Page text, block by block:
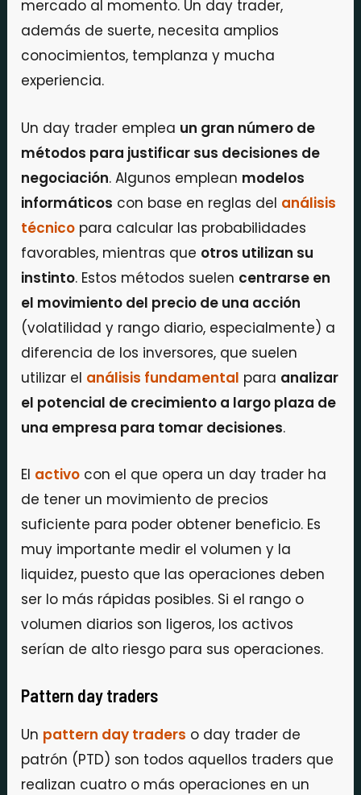
mercado al momento. Un day trader,
además de suerte, necesita amplios
conocimientos, templanza y mucha
experiencia.
Un day trader emplea un gran número de
métodos para justificar sus decisiones de
negociación. Algunos emplean modelos
informáticos con base en reglas del análisis
técnico para calcular las probabilidades
favorables, mientras que otros utilizan su
instinto. Estos métodos suelen centrarse en
el movimiento del precio de una acción
(volatilidad y rango diario, especialmente) a
diferencia de los inversores, que suelen
utilizar el análisis fundamental para analizar
el potencial de crecimiento a largo plaza de
una empresa para tomar decisiones.
El activo con el que opera un day trader ha
de tener un movimiento de precios
suficiente para poder obtener beneficio. Es
muy importante medir el volumen y la
liquidez, puesto que las operaciones deben
ser lo más rápidas posibles. Si el rango o
volumen diarios son ligeros, los activos
serían de alto riesgo para sus operaciones.
Pattern day traders
Un pattern day traders o day trader de
patrón (PTD) son todos aquellos traders que
realizan cuatro o más operaciones en un